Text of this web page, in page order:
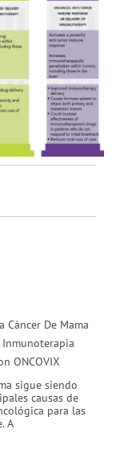
Cáncer De Mama
ONCOVIX
sigue siendo
causas de
para las
A